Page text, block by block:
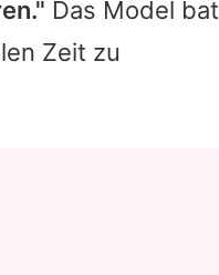
Das Model bat
Zeit zu